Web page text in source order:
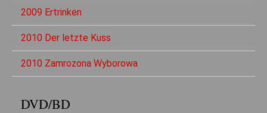
2009 Ertrinken
2010 Der letzte Kuss
2010 Zamrozona Wyborowa
DVD/BD